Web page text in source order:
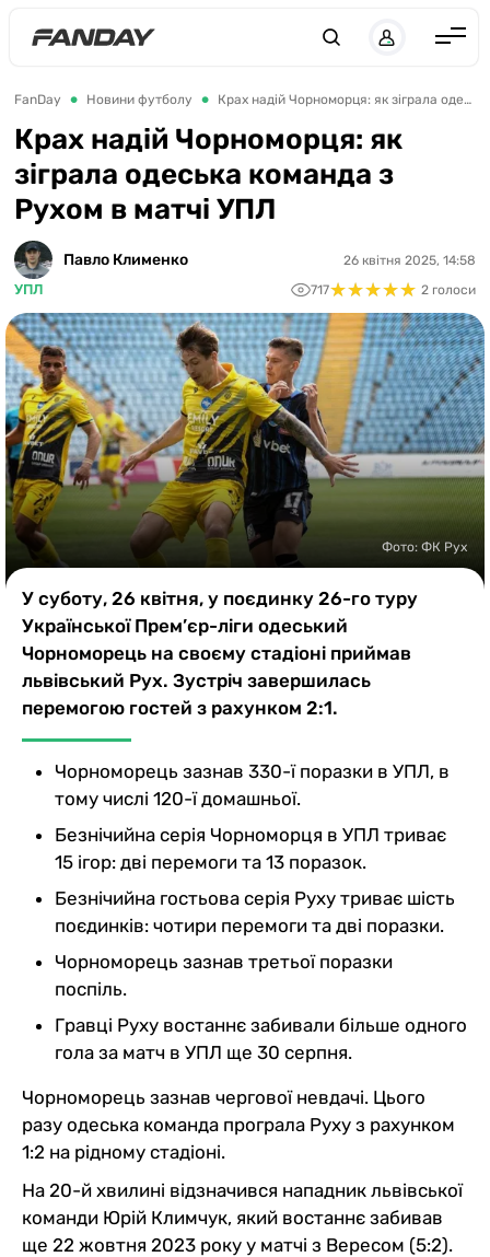
Англія
Іспанія
Німеччина
Україна
ЛЧ
ЛЕ
ЧЕ-2028
Букмекери
Казино
FanDay Новини футболу Крах надій Чорноморця: як зіграла одеська команда з Рухом в матчі УПЛ
Крах надій Чорноморця: як
зіграла одеська команда з
Рухом в матчі УПЛ
Павло Клименко
УПЛ
26 квітня 2025, 14:58
717★★★★★
★★★★★ 2 голоси
Фото: ФК Рух
У суботу, 26 квітня, у поєдинку 26-го туру
Української Прем’єр-ліги одеський
Чорноморець на своєму стадіоні приймав
львівський Рух. Зустріч завершилась
перемогою гостей з рахунком 2:1.
Чорноморець зазнав 330-ї поразки в УПЛ, в
тому числі 120-ї домашньої.
Безнічийна серія Чорноморця в УПЛ триває
15 ігор: дві перемоги та 13 поразок.
Безнічийна гостьова серія Руху триває шість
поєдинків: чотири перемоги та дві поразки.
Чорноморець зазнав третьої поразки
поспіль.
Гравці Руху востаннє забивали більше одного
гола за матч в УПЛ ще 30 серпня.
Чорноморець зазнав чергової невдачі. Цього
разу одеська команда програла Руху з рахунком
1:2 на рідному стадіоні.
На 20-й хвилині відзначився нападник львівської
команди Юрій Климчук, який востаннє забивав
ще 22 жовтня 2023 року у матчі з Вересом (5:2).